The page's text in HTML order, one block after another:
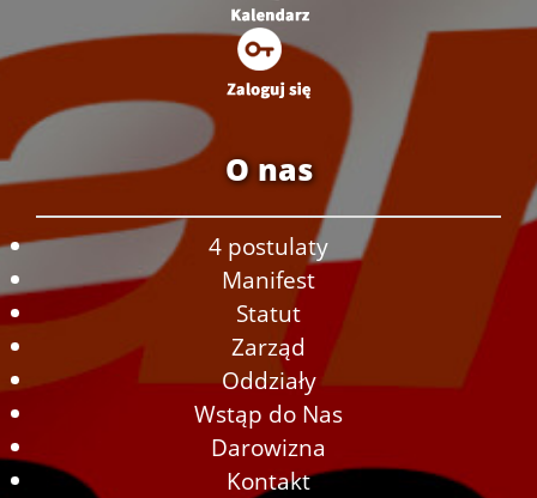
O nas
4 postulaty
Manifest
Statut
Zarząd
Oddziały
Wstąp do Nas
Darowizna
Kontakt